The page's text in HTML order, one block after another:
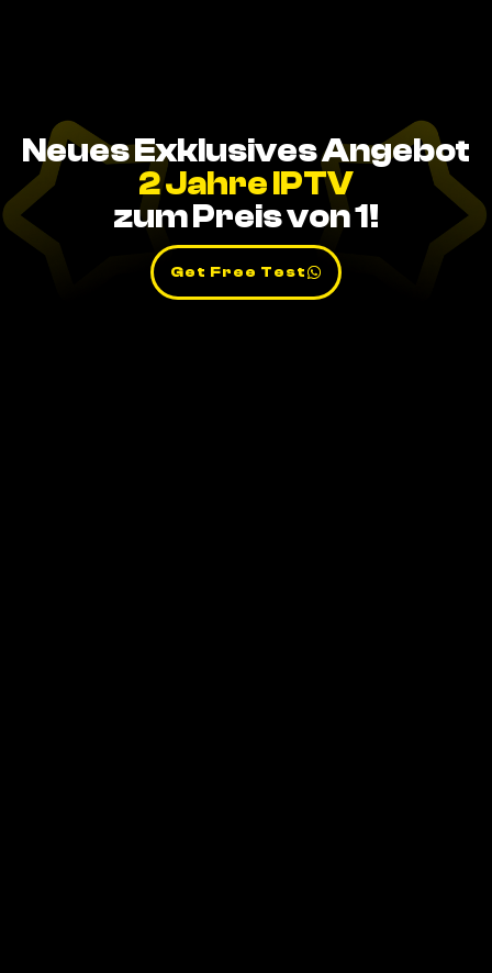
Neues Exklusives Angebot
2 Jahre IPTV
zum Preis von 1!
Get Free Test